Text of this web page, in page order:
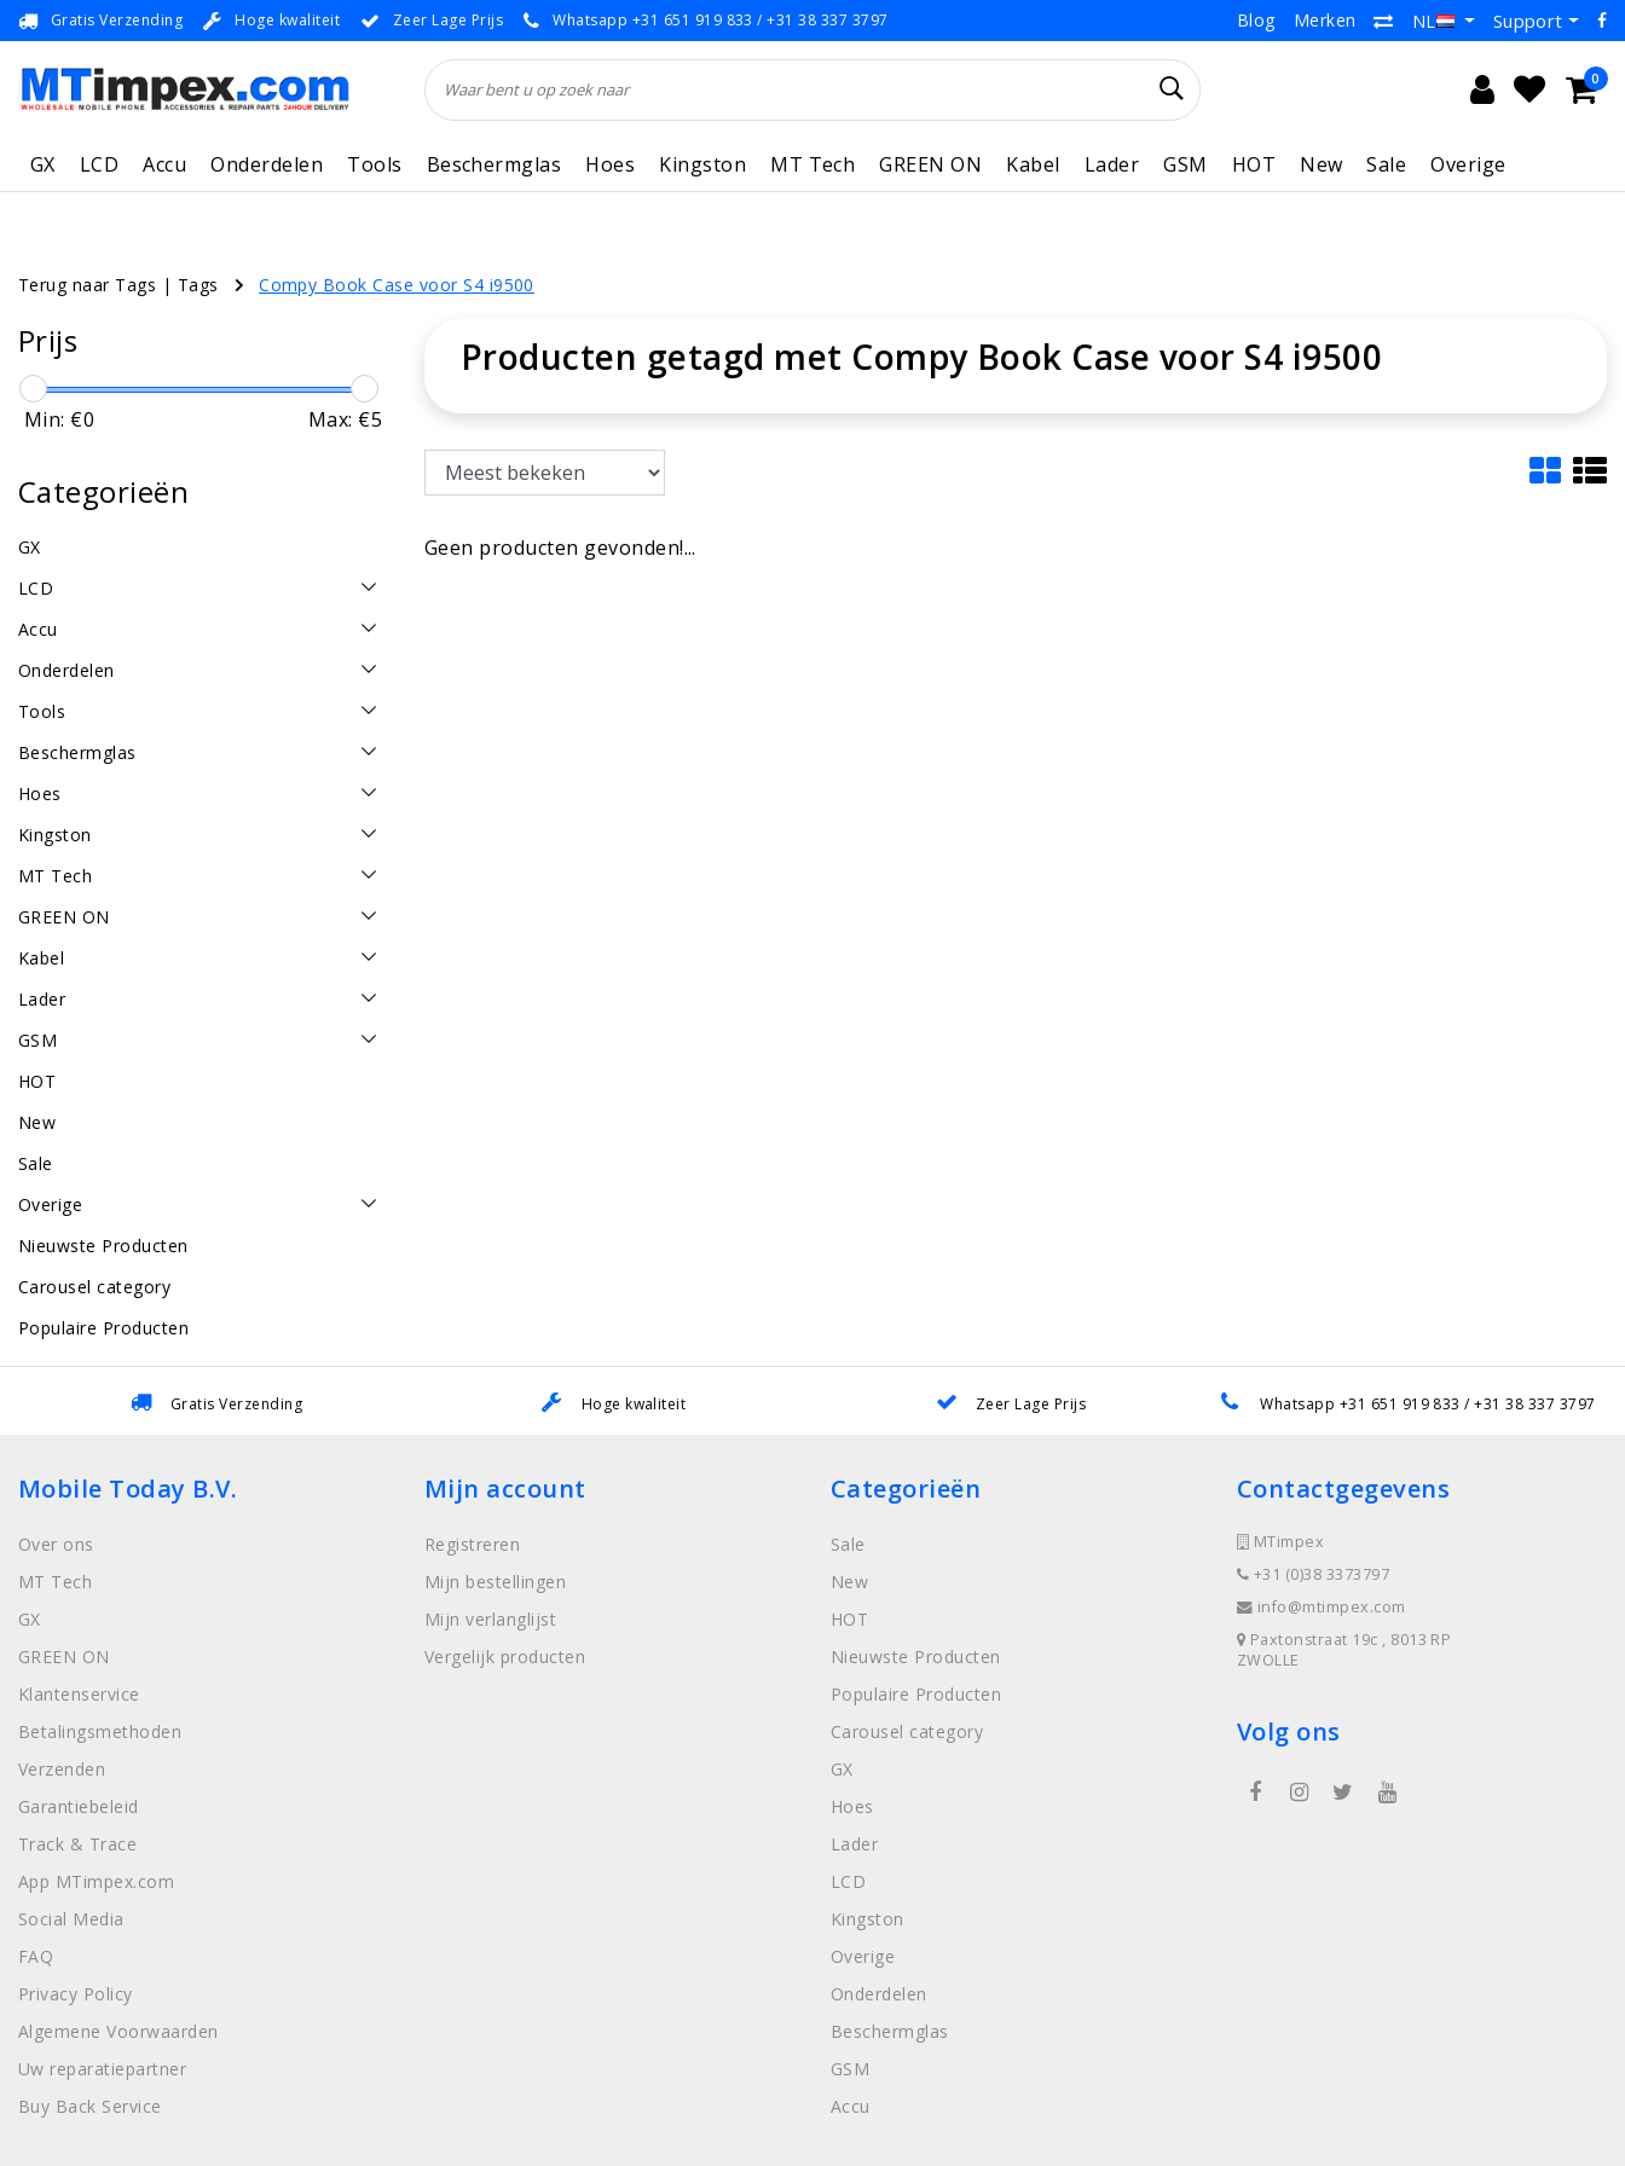
Gratis Verzending Hoge kwaliteit Zeer Lage Prijs Whatsapp +31 651 919 833 / +31 38 337 3797 Blog Merken NL Support
0
GX LCD Accu Onderdelen Tools Beschermglas Hoes Kingston MT Tech GREEN ON Kabel Lader GSM HOT New Sale Overige
Terug naar Tags | Tags Compy Book Case voor S4 i9500
Prijs
Min: €0 Max: €5
Categorieën
GX
LCD
Accu
Onderdelen
Tools
Beschermglas
Hoes
Kingston
MT Tech
GREEN ON
Kabel
Lader
GSM
HOT
New
Sale
Overige
Nieuwste Producten
Carousel category
Populaire Producten
Producten getagd met Compy Book Case voor S4 i9500
Geen producten gevonden!...
Gratis Verzending Hoge kwaliteit Zeer Lage Prijs Whatsapp +31 651 919 833 / +31 38 337 3797
Mobile Today B.V.
Over ons
MT Tech
GX
GREEN ON
Klantenservice
Betalingsmethoden
Verzenden
Garantiebeleid
Track & Trace
App MTimpex.com
Social Media
FAQ
Privacy Policy
Algemene Voorwaarden
Uw reparatiepartner
Buy Back Service
Mijn account
Registreren
Mijn bestellingen
Mijn verlanglijst
Vergelijk producten
Categorieën
Sale
New
HOT
Nieuwste Producten
Populaire Producten
Carousel category
GX
Hoes
Lader
LCD
Kingston
Overige
Onderdelen
Beschermglas
GSM
Accu
Contactgegevens
MTimpex
+31 (0)38 3373797
info@mtimpex.com
Paxtonstraat 19c , 8013 RP
ZWOLLE
Volg ons